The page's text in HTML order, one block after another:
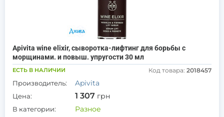
Apivita wine elixir, сыворотка-лифтинг для борьбы с
морщинами. и повыш. упругости 30 мл
ЕСТЬ В НАЛИЧИИ Код товара: 2018457
Производитель: Apivita
Цена: 1 307 грн
В категории: Разное